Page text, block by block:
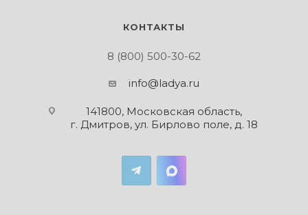
КОНТАКТЫ
8 (800) 500-30-62
info@ladya.ru
141800, Московская область,
г. Дмитров, ул. Бирлово поле, д. 18